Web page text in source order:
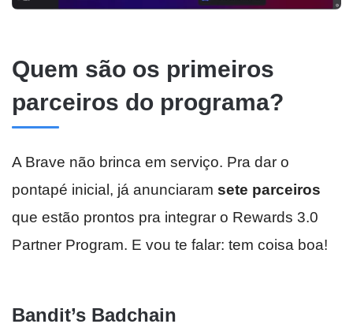
Quem são os primeiros
parceiros do programa?
A Brave não brinca em serviço. Pra dar o
pontapé inicial, já anunciaram sete parceiros
que estão prontos pra integrar o Rewards 3.0
Partner Program. E vou te falar: tem coisa boa!
Bandit’s Badchain